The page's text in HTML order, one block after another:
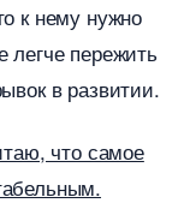
к нему нужно
пережить
в развитии.
что самое